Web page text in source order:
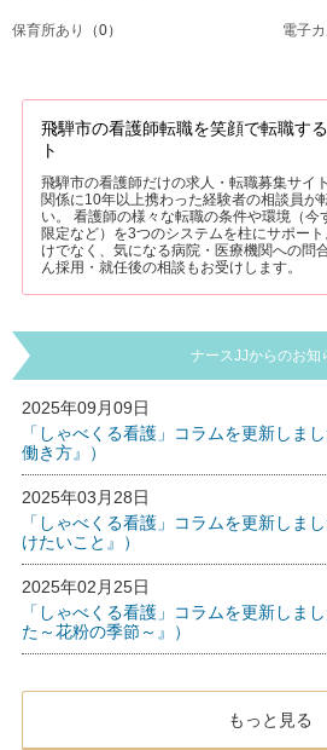
保育所あり （0） 電子
飛騨市の看護師転職を笑顔で転職す
ト
飛騨市の看護師だけの求人・転職募集サイ
関係に10年以上携わった経験者の相談員が
い。 看護師の様々な転職の条件や環境（今
限定など）を3つのシステムを柱にサポー
けでなく、気になる病院・医療機関への問
ん採用・就任後の相談もお受けします。
ナースJJからのお知
2025年09月09日
「しゃべくる看護」コラムを更新しま
働き方』）
2025年03月28日
「しゃべくる看護」コラムを更新しま
けたいこと』）
2025年02月25日
「しゃべくる看護」コラムを更新しま
た～花粉の季節～』）
もっと見る